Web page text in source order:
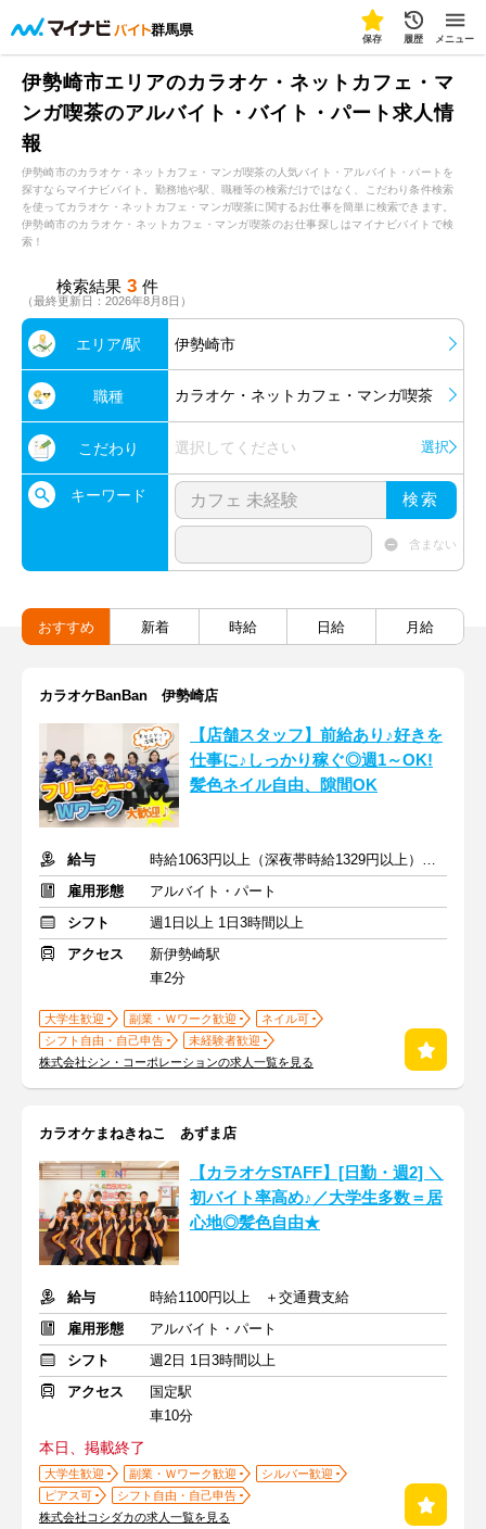
群馬県
保存 履歴 メニュー
伊勢崎市エリアのカラオケ・ネットカフェ・マ
ンガ喫茶のアルバイト・バイト・パート求人情
報
伊勢崎市のカラオケ・ネットカフェ・マンガ喫茶の人気バイト・アルバイト・パートを
探すならマイナビバイト。勤務地や駅、職種等の検索だけではなく、こだわり条件検索
を使ってカラオケ・ネットカフェ・マンガ喫茶に関するお仕事を簡単に検索できます。
伊勢崎市のカラオケ・ネットカフェ・マンガ喫茶のお仕事探しはマイナビバイトで検
索！
検索結果 3 件
（最終更新日：2026年8月8日）
エリア/駅 伊勢崎市
職種 カラオケ・ネットカフェ・マンガ喫茶
こだわり 選択してください 選択
キーワード 検索
含まない
おすすめ 新着 時給 日給 月給
カラオケBanBan 伊勢崎店
【店舗スタッフ】前給あり♪好きを
仕事に♪しっかり稼ぐ◎週1～OK!
髪色ネイル自由、隙間OK
給与
時給1063円以上（深夜帯時給1329円以上） ＋交通費支給
雇用形態
アルバイト・パート
シフト
週1日以上 1日3時間以上
アクセス
新伊勢崎駅
車2分
大学生歓迎 副業・Ｗワーク歓迎
ネイル可
シフト自由・自己申告
未経験者歓迎
株式会社シン・コーポレーションの求人一覧を見る
カラオケまねきねこ あずま店
【カラオケSTAFF】[日勤・週2] ＼
初バイト率高め♪／大学生多数＝居
心地◎髪色自由★
給与
時給1100円以上 ＋交通費支給
雇用形態
アルバイト・パート
シフト
週2日 1日3時間以上
アクセス
国定駅
車10分
本日、掲載終了
大学生歓迎 副業・Ｗワーク歓迎
シルバー歓迎
ピアス可
シフト自由・自己申告
株式会社コシダカの求人一覧を見る